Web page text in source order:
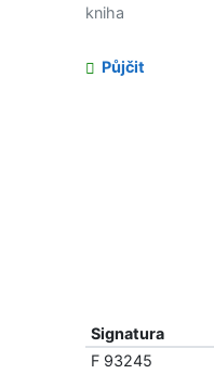
kniha
Půjčit
Signatura
F 93245